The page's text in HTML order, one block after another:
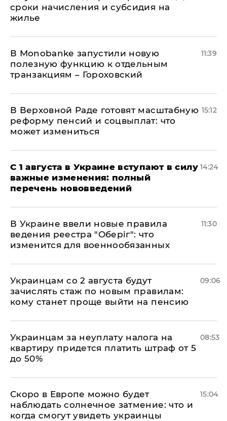
сроки начисления и субсидия на
жилье
В Мonobankе запустили новую
полезную функцию к отдельным
транзакциям – Гороховский
11:39
В Верховной Раде готовят масштабную
реформу пенсий и соцвыплат: что
может измениться
15:12
С 1 августа в Украине вступают в силу
важные изменения: полный
перечень нововведений
14:24
В Украине ввели новые правила
ведения реестра "Оберіг": что
изменится для военнообязанных
11:30
Украинцам со 2 августа будут
зачислять стаж по новым правилам:
кому станет проще выйти на пенсию
09:06
Украинцам за неуплату налога на
квартиру придется платить штраф от 5
до 50%
08:53
Скоро в Европе можно будет
наблюдать солнечное затмение: что и
когда смогут увидеть украинцы
15:04